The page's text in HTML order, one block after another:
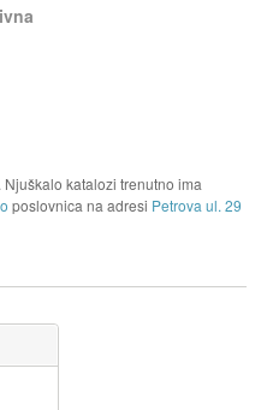
katalozi trenutno ima
poslovnica na adresi Petrova ul. 29